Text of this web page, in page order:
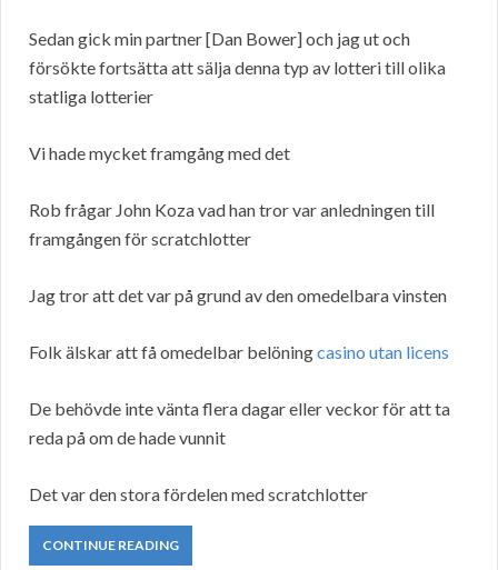
Sedan gick min partner [Dan Bower] och jag ut och
försökte fortsätta att sälja denna typ av lotteri till olika
statliga lotterier
Vi hade mycket framgång med det
Rob frågar John Koza vad han tror var anledningen till
framgången för scratchlotter
Jag tror att det var på grund av den omedelbara vinsten
Folk älskar att få omedelbar belöningcasino utan licens
De behövde inte vänta flera dagar eller veckor för att ta
reda på om de hade vunnit
Det var den stora fördelen med scratchlotter
CONTINUE READING